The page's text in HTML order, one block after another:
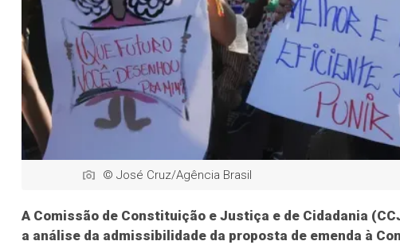
© José Cruz/Agência Brasil
A Comissão de Constituição e Justiça e de Cidadania
a análise da admissibilidade da proposta de emenda à